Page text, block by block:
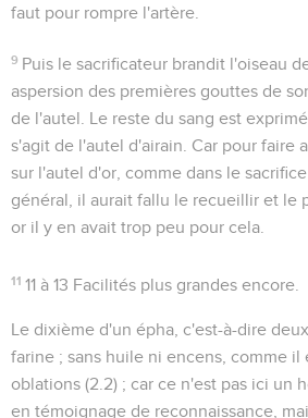
faut pour rompre l'artère.
9 Puis le sacrificateur brandit l'oiseau
aspersion des premières gouttes de
de l'autel. Le reste du sang est
s'agit de l'autel d'airain. Car pour faire
sur l'autel d'or, comme dans le
général, il aurait fallu le recueillir et le
or il y en avait trop peu pour cela.
11 11 à 13 Facilités plus grandes encore.
Le dixième d'un épha , c'est-à-dire
farine ; sans huile ni encens, comme il
oblations (2.2) ; car ce n'est pas ici un
en témoignage de reconnaissance,